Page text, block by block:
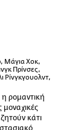
Μάγια Χοκ,
Πρίνσες,
Ρίνγκγουολντ,
ρομαντική
μοναχικές
κάτι